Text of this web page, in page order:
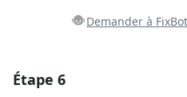
Demander à FixBot
Étape 6